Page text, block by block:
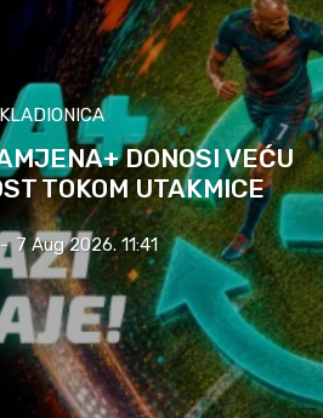
KLADIONICA
DONOSI VEĆU
TOKOM UTAKMICE
- 7 Aug 2026. 11:41